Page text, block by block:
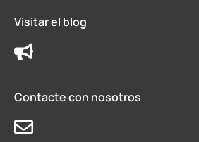
Visitar el blog
Contacte con nosotros